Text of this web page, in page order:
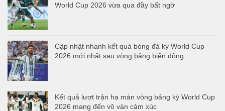
World Cup 2026 vừa qua đầy bất ngờ
Cập nhật nhanh kết quả bóng đá kỳ World Cup
2026 mới nhất sau vòng bảng biến động
Kết quả lượt trận hạ màn vòng bảng kỳ World Cup
2026 mang đến vô vàn cảm xúc